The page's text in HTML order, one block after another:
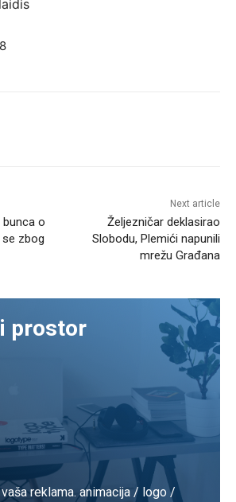
o
se zbog
Next article
Željezničar deklasirao
Slobodu, Plemići napunili
mrežu Građana
prostor
reklama. animacija / logo /